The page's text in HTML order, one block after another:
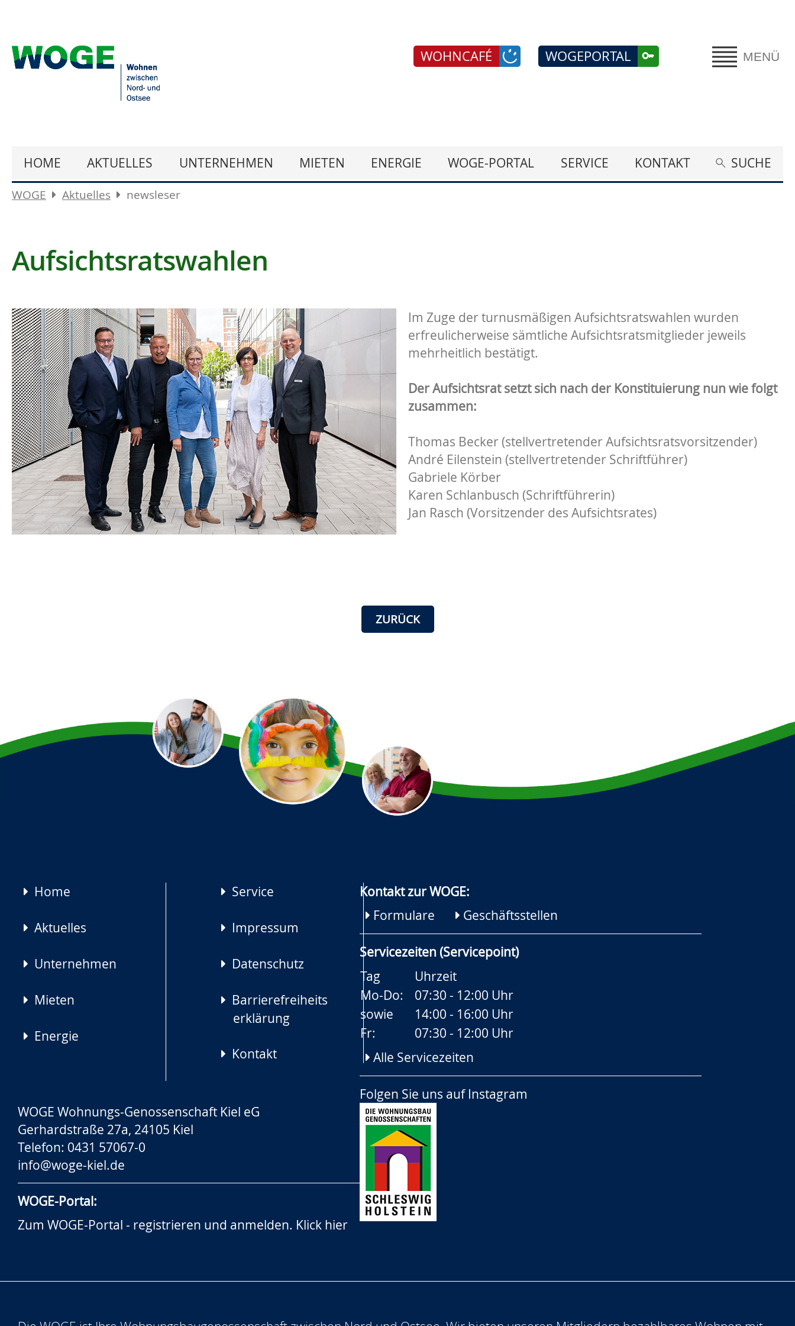
MENÜ
WOGEPORTAL
WOHNCAFÉ
HOME AKTUELLES UNTERNEHMEN MIETEN ENERGIE WOGE-PORTAL SERVICE KONTAKT SUCHE
WOGE Aktuelles newsleser
Aufsichtsratswahlen
Im Zuge der turnusmäßigen Aufsichtsratswahlen wurden
erfreulicherweise sämtliche Aufsichtsratsmitglieder jeweils
mehrheitlich bestätigt.
Der Aufsichtsrat setzt sich nach der Konstituierung nun wie folgt
zusammen:
Thomas Becker (stellvertretender Aufsichtsratsvorsitzender)
André Eilenstein (stellvertretender Schriftführer)
Gabriele Körber
Karen Schlanbusch (Schriftführerin)
Jan Rasch (Vorsitzender des Aufsichtsrates)
ZURÜCK
Navigation
Home
Aktuelles
Unternehmen
Mieten
Energie
Service
Impressum
Datenschutz
Barrierefreiheits
erklärung
Kontakt
Kontakt zur WOGE:
Formulare
Geschäftsstellen
Servicezeiten (Servicepoint)
Tag
Uhrzeit
Mo-Do:
07:30 - 12:00 Uhr
sowie
14:00 - 16:00 Uhr
Fr:
07:30 - 12:00 Uhr
Alle Servicezeiten
Folgen Sie uns auf Instagram
WOGE Wohnungs-Genossenschaft Kiel eG
Gerhardstraße 27a, 24105 Kiel
Telefon: 0431 57067-0
info@woge-kiel.de
WOGE-Portal:
Zum WOGE-Portal - registrieren und anmelden. Klick hier